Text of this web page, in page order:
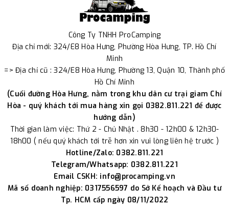
Công Ty TNHH ProCamping
Địa chỉ mới: 324/E8 Hòa Hưng, Phường Hòa Hưng, TP. Hồ Chí
Minh
=> Địa chỉ cũ : 324/E8 Hòa Hưng, Phường 13, Quận 10, Thành phố
Hồ Chí Minh
(Cuối đường Hòa Hưng, nằm trong khu dân cư trại giam Chí
Hòa - quý khách tới mua hàng xin gọi 0382.811.221 để được
hướng dẫn)
Thời gian làm việc: Thứ 2 - Chủ Nhật . 8h30 - 12h00 & 12h30-
18h00 ( nếu quý khách tới trễ hơn xin vui lòng liên hệ trước )
Hotline/Zalo: 0382.811.221
Telegram/Whatsapp: 0382.811.221
Email CSKH: info@procamping.vn
Mã số doanh nghiệp: 0317556597 do Sở Kế hoạch và Đầu tư
Tp. HCM cấp ngày 08/11/2022